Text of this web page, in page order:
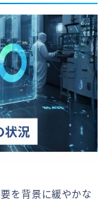
を背景に緩やかな